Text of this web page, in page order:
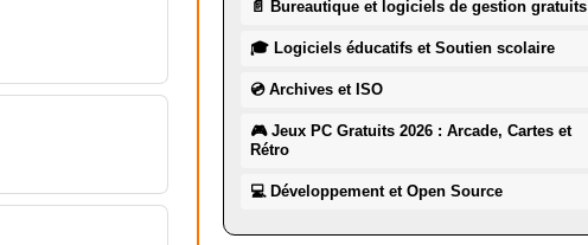
📄 Bureautique et logiciels de gestion gratuits
🎓 Logiciels éducatifs et Soutien scolaire
💿 Archives et ISO
🎮 Jeux PC Gratuits 2026 : Arcade, Cartes et
Rétro
💻 Développement et Open Source